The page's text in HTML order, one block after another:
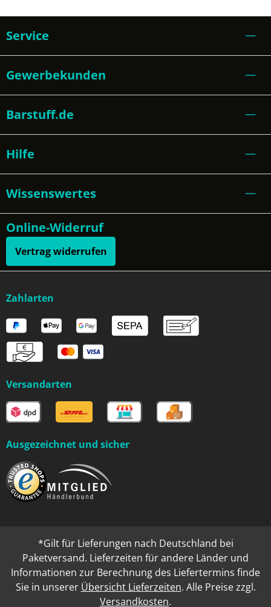
Service
Gewerbekunden
Barstuff.de
Hilfe
Wissenswertes
Online-Widerruf
Vertrag widerrufen
Zahlarten
Versandarten
Ausgezeichnet und sicher
*Gilt für Lieferungen nach Deutschland bei
Paketversand. Lieferzeiten für andere Länder und
Informationen zur Berechnung des Liefertermins finde
Sie in unserer Übersicht Lieferzeiten. Alle Preise zzgl.
Versandkosten.